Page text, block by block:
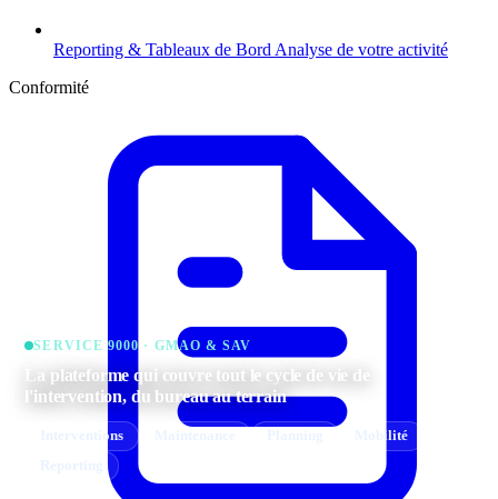
Reporting & Tableaux de Bord Analyse de votre activité
Conformité
SERVICE 9000 · GMAO & SAV
La plateforme qui couvre tout le cycle de vie de
l'intervention, du bureau au terrain
Interventions
Mobilité